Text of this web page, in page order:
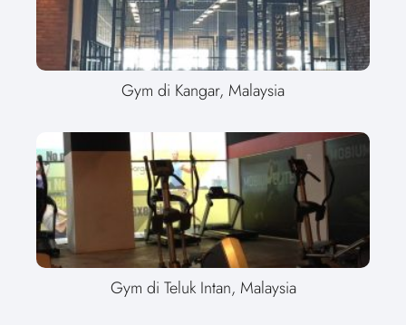
Gym di Kangar, Malaysia
Gym di Teluk Intan, Malaysia